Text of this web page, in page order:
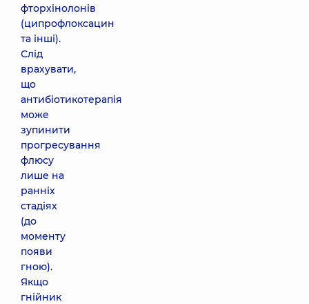
фторхінолонів
(ципрофлоксацин
та інші).
Слід
врахувати,
що
антибіотикотерапія
може
зупинити
прогресування
флюсу
лише на
ранніх
стадіях
(до
моменту
появи
гною).
Якщо
гнійник